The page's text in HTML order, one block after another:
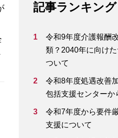
記事ランキング
令和9年度介護報酬
類？2040年に向け
ついて
令和8年度処遇改善
包括支援センターか
令和7年度から要件
支援について